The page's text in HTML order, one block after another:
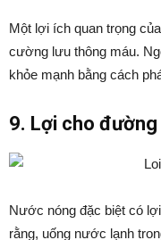
Một lợi ích quan trọng
cường lưu thông máu.
khỏe mạnh bằng cách
9. Lợi cho
Nước nóng đặc biệt có
rằng, uống nước lạnh